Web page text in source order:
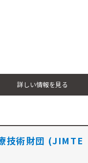
詳しい情報を見る
技術財団 (JIMTE